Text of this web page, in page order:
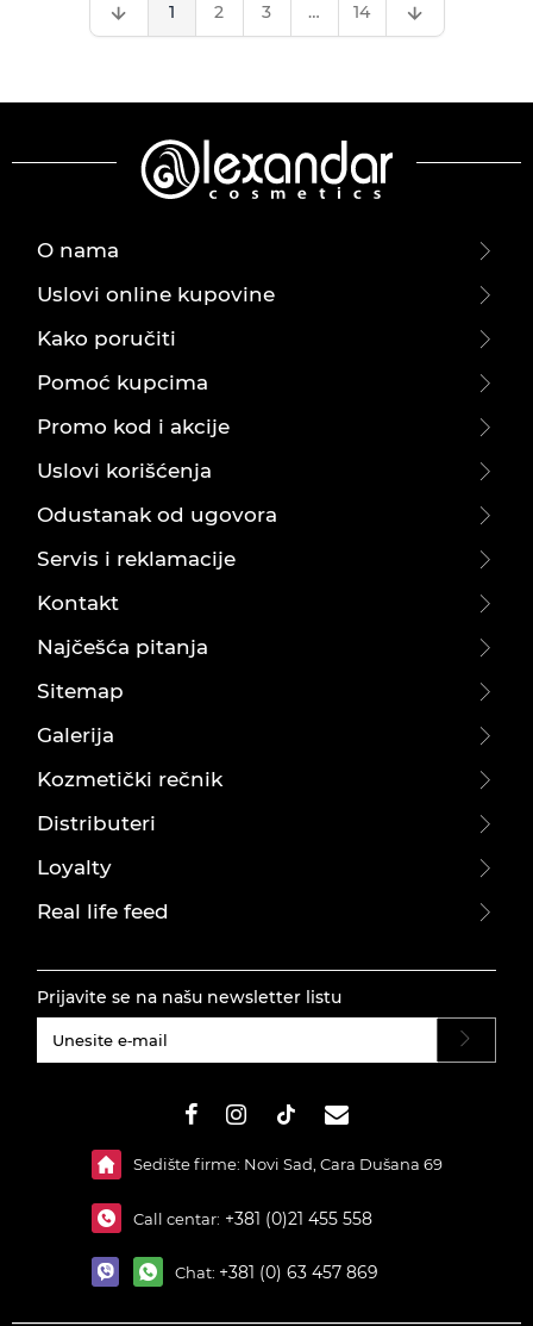
1 2 3 … 14
O nama
Uslovi online kupovine
Kako poručiti
Pomoć kupcima
Promo kod i akcije
Uslovi korišćenja
Odustanak od ugovora
Servis i reklamacije
Kontakt
Najčešća pitanja
Sitemap
Galerija
Kozmetički rečnik
Distributeri
Loyalty
Real life feed
Prijavite se na našu newsletter listu
Sedište firme: Novi Sad, Cara Dušana 69
Call centar: +381 (0)21 455 558
Chat: +381 (0) 63 457 869